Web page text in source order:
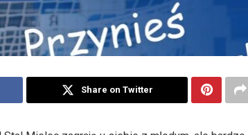
Share on Twitter